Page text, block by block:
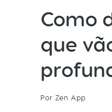
Como
que
Por Zen App